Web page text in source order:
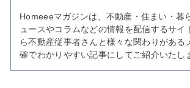
Homeeeマガジンは、不動産・住まい・暮
ュースやコラムなどの情報を配信するサイ
ら不動産従事者さんと様々な関わりがある
確でわかりやすい記事にしてご紹介いたし